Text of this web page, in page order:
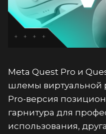
Meta Quest Pro и
шлемы виртуальной
Pro-версия
гарнитура для
использования,